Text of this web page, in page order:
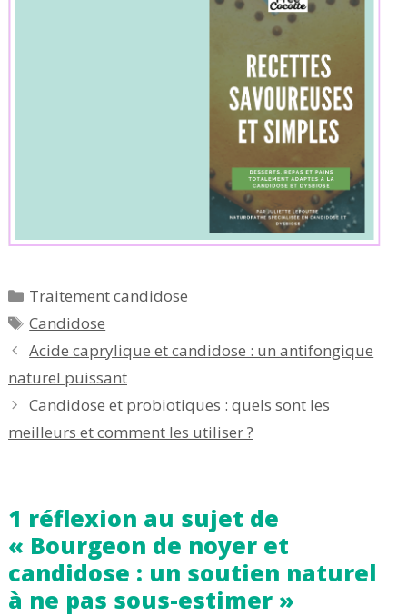
Catégories
Traitement candidose
Étiquettes
Candidose
Acide caprylique et candidose : un antifongique
naturel puissant
Candidose et probiotiques : quels sont les
meilleurs et comment les utiliser ?
1 réflexion au sujet de
« Bourgeon de noyer et
candidose : un soutien naturel
à ne pas sous-estimer »